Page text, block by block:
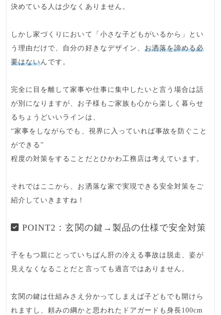
決めている人は少なくありません。
しかし家づくりにおいて「小さな子どもがいるから」とい
う理由だけで、自分の好きなデザイン
お洒落を諦める必
要はないんです。
完全に目を離して家事や仕事に集中したいと言う場合は話
が別になりますが、お子様もご家族も心から楽しく暮らせ
るちょうどいいラインは、
“家事をしながらでも、視界に入っていれば事故を防ぐこと
ができる”
程度の対策をすることだとひかわ工務店は考えています。
それではここから、お洒落な家で実現できる安全対策をご
紹介していきますね！
POINT2：玄関の鍵→製品の仕様で安全対策
子をもつ親にとっていちばん肝の冷える事故は脱走、姿が
見えなくなる ことだと言っても過言ではありません。
玄関の鍵 は仕組みさえ分かってしまえば子どもでも開けら
れますし、頼みの綱かと思われた ドアガード も身長100cm